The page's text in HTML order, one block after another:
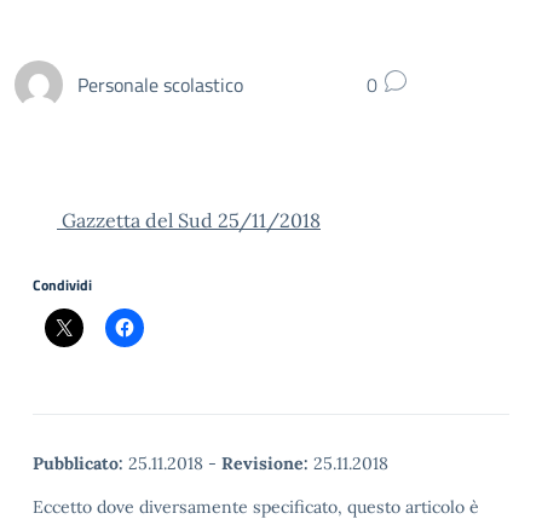
Personale scolastico 0
Gazzetta del Sud 25/11/2018
Condividi
Pubblicato: 25.11.2018 - Revisione: 25.11.2018
Eccetto dove diversamente specificato, questo articolo è